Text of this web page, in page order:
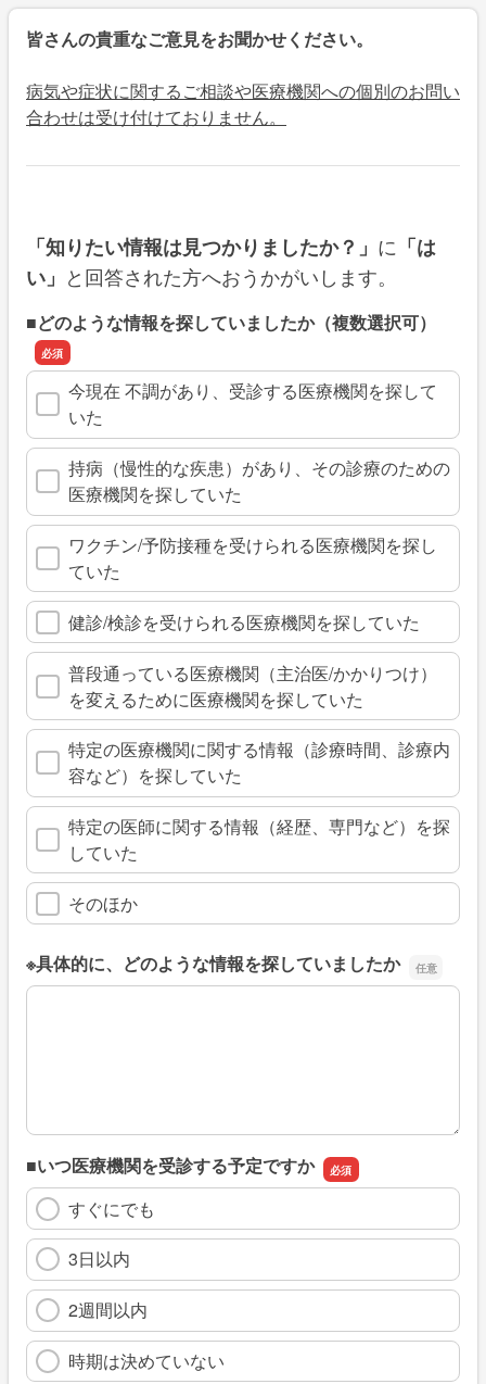
皆さんの貴重なご意見をお聞かせください。
病気や症状に関するご相談や医療機関への個別のお問い
合わせは受け付けておりません。
「知りたい情報は見つかりましたか？」 に 「は
い」 と回答された方へおうかがいします。
■どのような情報を探していましたか（複数選択可）
今現在 不調があり、受診する医療機関を探して
いた
持病（慢性的な疾患）があり、その診療のための
医療機関を探していた
ワクチン/予防接種を受けられる医療機関を探し
ていた
健診/検診を受けられる医療機関を探していた
普段通っている医療機関（主治医/かかりつけ）
を変えるために医療機関を探していた
特定の医療機関に関する情報（診療時間、診療内
容など）を探していた
特定の医師に関する情報（経歴、専門など）を探
していた
そのほか
※具体的に、どのような情報を探していましたか
※具体的に、どのような情報を探していましたか
■いつ医療機関を受診する予定ですか
すぐにでも
3日以内
2週間以内
時期は決めていない